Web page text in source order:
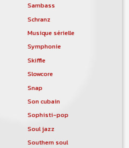
Sambass
Schranz
Musique sérielle
Symphonie
Skiffle
Slowcore
Snap
Son cubain
Sophisti-pop
Soul jazz
Southern soul